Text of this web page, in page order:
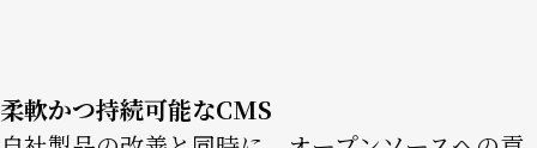
柔軟かつ持続可能なCMS